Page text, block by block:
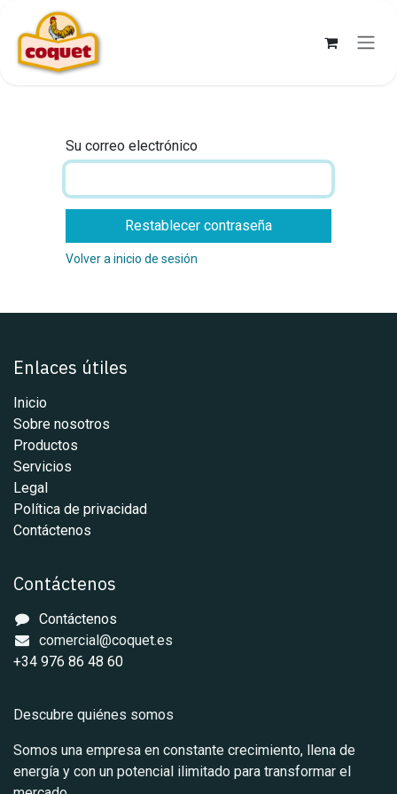
Ir al contenido
Su correo electrónico
Restablecer contraseña
Volver a inicio de sesión
Enlaces útiles
Inicio
Sobre nosotros
Productos
Servicios
Legal
Política de privacidad
Contáctenos
Contáctenos
Contáctenos
comercial@coquet.es
+34 976 86 48 60
Descubre quiénes somos
Somos una empresa en constante crecimiento, llena de
energía y con un potencial ilimitado para transformar el